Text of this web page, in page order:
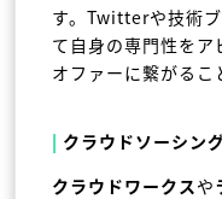
す。Twitterや技術
て自身の専門性をア
オファーに繋がるこ
| クラウドソーシン
クラウドワークス や